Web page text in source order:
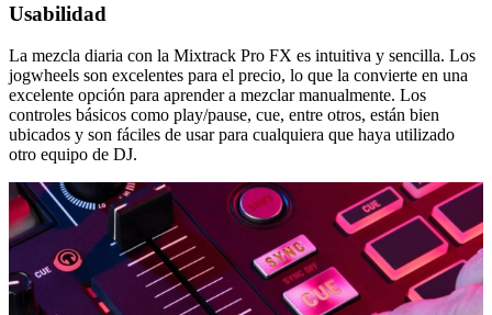
Usabilidad
La mezcla diaria con la Mixtrack Pro FX es intuitiva y sencilla. Los
jogwheels son excelentes para el precio, lo que la convierte en una
excelente opción para aprender a mezclar manualmente. Los
controles básicos como play/pause, cue, entre otros, están bien
ubicados y son fáciles de usar para cualquiera que haya utilizado
otro equipo de DJ.